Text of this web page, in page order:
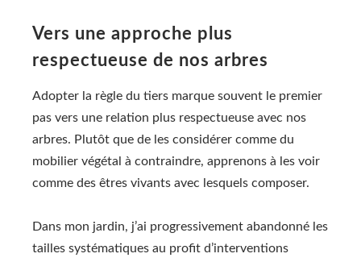
Vers une approche plus
respectueuse de nos arbres
Adopter la règle du tiers marque souvent le premier
pas vers une relation plus respectueuse avec nos
arbres. Plutôt que de les considérer comme du
mobilier végétal à contraindre, apprenons à les voir
comme des êtres vivants avec lesquels composer.
Dans mon jardin, j’ai progressivement abandonné les
tailles systématiques au profit d’interventions